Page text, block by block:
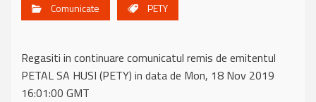
Comunicate PETY
Regasiti in continuare comunicatul remis de emitentul
PETAL SA HUSI (PETY) in data de Mon, 18 Nov 2019
16:01:00 GMT